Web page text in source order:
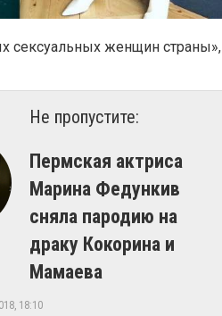
сексуальных женщин страны»,
Не пропустите:
Пермская актриса
Марина Федункив
сняла пародию на
драку Кокорина и
Мамаева
18:10